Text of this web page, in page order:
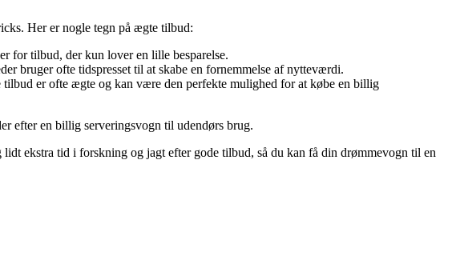
Her er nogle tegn på ægte tilbud:
for tilbud, der kun lover en lille besparelse.
bruger ofte tidspresset til at skabe en fornemmelse af nytteværdi.
er ofte ægte og kan være den perfekte mulighed for at købe en billig
efter en billig serveringsvogn til udendørs brug.
ekstra tid i forskning og jagt efter gode tilbud, så du kan få din drømmevogn til en